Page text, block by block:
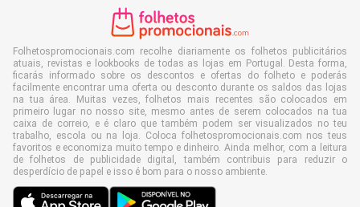
Folhetospromocionais.com recolhe diariamente os folhetos publicitários
atuais, revistas e lookbooks de todas as lojas em Portugal. Desta forma,
ficarás informado sobre os descontos e ofertas do folheto e poderás
facilmente encontrar uma oferta ou desconto durante os saldos das lojas
na tua área. Muitas vezes, folhetos mais recentes são colocados em
primeiro lugar no nosso site, mesmo antes de serem colocados na tua
caixa de correio, e é claro que também podem ser visualizados no teu
trabalho, escola ou na loja. Coloca folhetospromocionais.com nos teus
favoritos e economiza muito tempo e dinheiro. Ainda melhor, com a leitura
de folhetos de publicidade digital, também contribuis para reduzir o
desperdício de papel e isso é bom para o nosso ambiente.